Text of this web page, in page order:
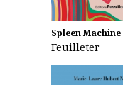
Spleen Machine
Feuilleter